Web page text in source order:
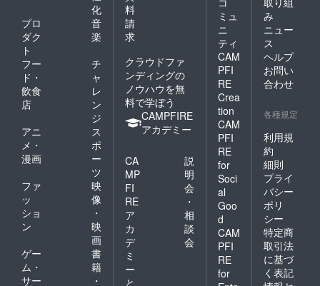
人などにとって、安心では
なく侵襲になることもあり
ます。また、「家庭的な雰
囲気づくり」が職員の追加
労働になれば、帰属意識で
はなく疲弊を生むことにも
なります。 無理のないか
たちで、生活の気配や季節
の感覚に触れる機会をつく
るという点で、とらい
ふぁーむへ散歩に行くこと
には意味があります。そこ
には、土、草、花、風、
雨、野菜、季節の変化と
社会文化を
創造すべ
く、当法人
は地域の皆
様と共に活
動を継続す
る所存でご
ざいます。
当法人の活
動理念をご
理解頂くと
同時に、活
動に対する
各種ご支
援・ご協力
を今後とも
賜れば幸甚
能で
す。下
記の
【上乗
せ支援
で応援
しよ
う】よ
をご設
定くだ
さい。
化
プロ
ダク
ト
音
楽
フー
ド・
飲食
店
チ
ャ
レ
ン
ジ
アニ
メ・
漫画
ス
ポ
ー
ツ
ファ
ッ
ショ
ン
映
像
・
映
画
ゲー
ム・
サー
書
籍
・
料
請
求
クラウドファ
ンディングの
ノウハウを無
料で学ぼう
CAMPFIRE
アカデミー
CA
MP
FI
RE
ア
カ
デ
ミ
ー
と
説
明
会
・
相
談
会
ミュ
ニ
ティ
CAM
PFI
RE
Crea
tion
CAM
PFI
RE
for
Soci
al
Goo
d
CAM
PFI
RE
for
み
ニュー
ス
ヘルプ
お問い
合わせ
各種規定
利用規
約
細則
プライ
バシー
ポリ
シー
特定商
取引法
に基づ
く表記